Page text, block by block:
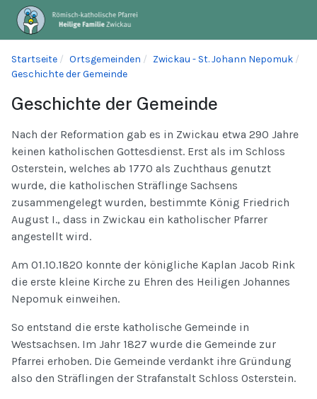
Startseite Ortsgemeinden
Zwickau - St. Johann Nepomuk
Geschichte der Gemeinde
Geschichte der Gemeinde
Nach der Reformation gab es in Zwickau etwa 290 Jahre
keinen katholischen Gottesdienst. Erst als im Schloss
Osterstein, welches ab 1770 als Zuchthaus genutzt
wurde, die katholischen Sträflinge Sachsens
zusammengelegt wurden, bestimmte König Friedrich
August I., dass in Zwickau ein katholischer Pfarrer
angestellt wird.
Am 01.10.1820 konnte der königliche Kaplan Jacob Rink
die erste kleine Kirche zu Ehren des Heiligen Johannes
Nepomuk einweihen.
So entstand die erste katholische Gemeinde in
Westsachsen. Im Jahr 1827 wurde die Gemeinde zur
Pfarrei erhoben. Die Gemeinde verdankt ihre Gründung
also den Sträflingen der Strafanstalt Schloss Osterstein.